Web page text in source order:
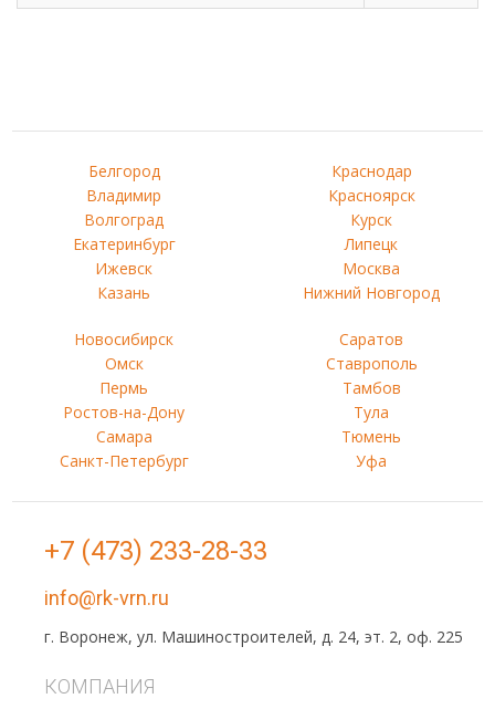
Белгород
Владимир
Волгоград
Екатеринбург
Ижевск
Казань
Краснодар
Красноярск
Курск
Липецк
Москва
Нижний Новгород
Новосибирск
Омск
Пермь
Ростов-на-Дону
Самара
Санкт-Петербург
Саратов
Ставрополь
Тамбов
Тула
Тюмень
Уфа
+7 (473) 233-28-33
info@rk-vrn.ru
г. Воронеж, ул. Машиностроителей, д. 24, эт. 2, оф. 225
КОМПАНИЯ